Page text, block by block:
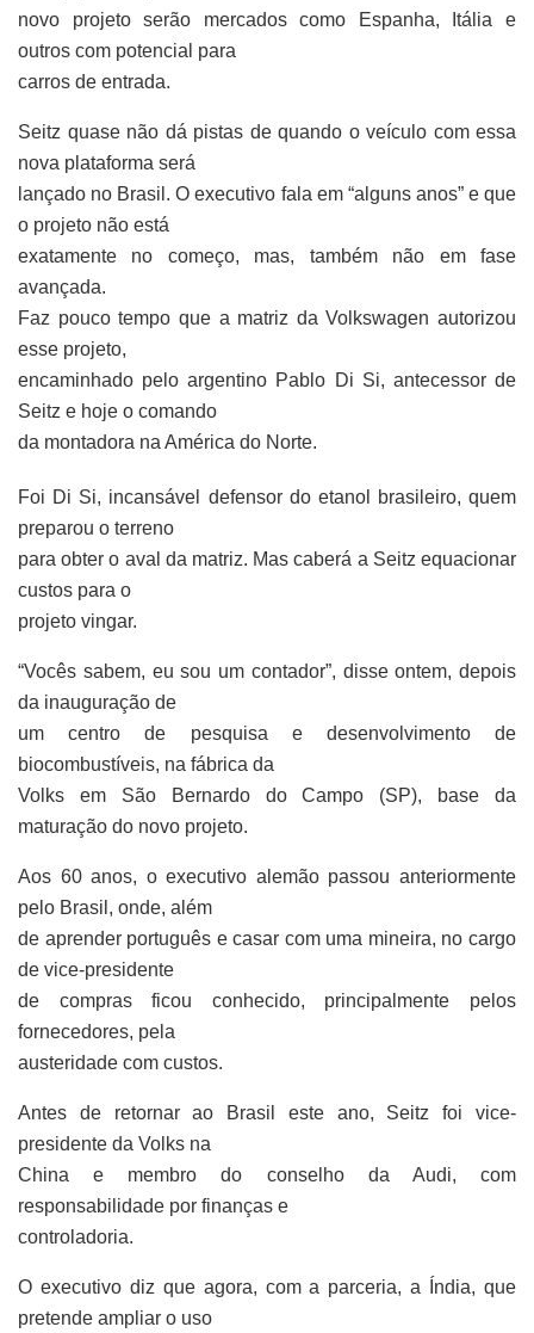
novo projeto serão mercados como Espanha, Itália e
outros com potencial para
carros de entrada.
Seitz quase não dá pistas de quando o veículo com essa
nova plataforma será
lançado no Brasil. O executivo fala em “alguns anos” e que
o projeto não está
exatamente no começo, mas, também não em fase
avançada.
Faz pouco tempo que a matriz da Volkswagen autorizou
esse projeto,
encaminhado pelo argentino Pablo Di Si, antecessor de
Seitz e hoje o comando
da montadora na América do Norte.
Foi Di Si, incansável defensor do etanol brasileiro, quem
preparou o terreno
para obter o aval da matriz. Mas caberá a Seitz equacionar
custos para o
projeto vingar.
“Vocês sabem, eu sou um contador”, disse ontem, depois
da inauguração de
um centro de pesquisa e desenvolvimento de
biocombustíveis, na fábrica da
Volks em São Bernardo do Campo (SP), base da
maturação do novo projeto.
Aos 60 anos, o executivo alemão passou anteriormente
pelo Brasil, onde, além
de aprender português e casar com uma mineira, no cargo
de vice-presidente
de compras ficou conhecido, principalmente pelos
fornecedores, pela
austeridade com custos.
Antes de retornar ao Brasil este ano, Seitz foi vice-
presidente da Volks na
China e membro do conselho da Audi, com
responsabilidade por finanças e
controladoria.
O executivo diz que agora, com a parceria, a Índia, que
pretende ampliar o uso